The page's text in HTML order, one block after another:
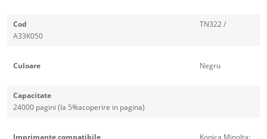
Cod
TN322 /
A33K050
Culoare Negru
Capacitate
24000 pagini (la 5%acoperire in pagina)
Imprimante compatibile
Konica Minolta: